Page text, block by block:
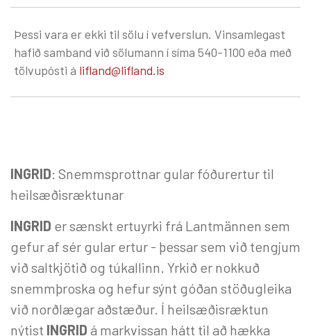
Þessi vara er ekki til sölu í vefverslun. Vinsamlegast
hafið samband við sölumann í síma 540-1100 eða með
tölvupósti á lifland@lifland.is
INGRID: Snemmsprottnar gular fóðurertur til
heilsæðisræktunar
INGRID er sænskt ertuyrki frá Lantmännen sem
gefur af sér gular ertur - þessar sem við tengjum
við saltkjötið og túkallinn. Yrkið er nokkuð
snemmþroska og hefur sýnt góðan stöðugleika
við norðlægar aðstæður. Í heilsæðisræktun
nýtist INGRID á markvissan hátt til að hækka